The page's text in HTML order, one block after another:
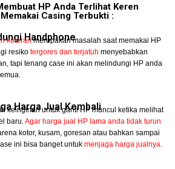
HP Anda Terlihat Keren
Casing Terbukti :
Handphone
kotoran merupakan masalah saat memakai HP
resiko tergores dan terjatuh menyebabkan
tapi tenang case ini akan melindungi HP anda
Harga Jual Kembali
keinginan untuk ganti HP muncul ketika melihat
baru.Agar harga jual HP lama anda tidak turun
kotor, kusam, goresan atau bahkan sampai
ini bisa banget untukmenjaga harga jualnya.